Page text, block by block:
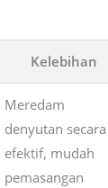
Kelebihan
Meredam
denyutan secara
efektif, mudah
pemasangan